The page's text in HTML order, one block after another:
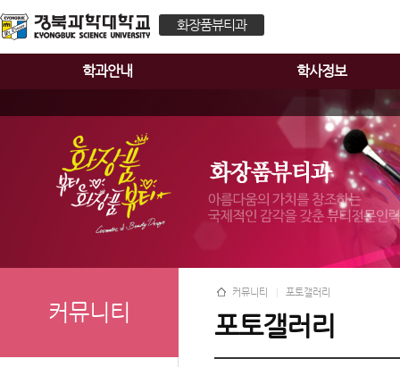
화장품뷰티과
학과안내 학사정보
커뮤니티
커뮤니티 포토갤러리
포토갤러리